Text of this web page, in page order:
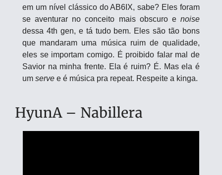
em um nível clássico do AB6IX, sabe? Eles foram
se aventurar no conceito mais obscuro e noise
dessa 4th gen, e tá tudo bem. Eles são tão bons
que mandaram uma música ruim de qualidade,
eles se importam comigo. É proibido falar mal de
Savior na minha frente. Ela é ruim? É. Mas ela é
um serve e é música pra repeat. Respeite a kinga.
HyunA – Nabillera